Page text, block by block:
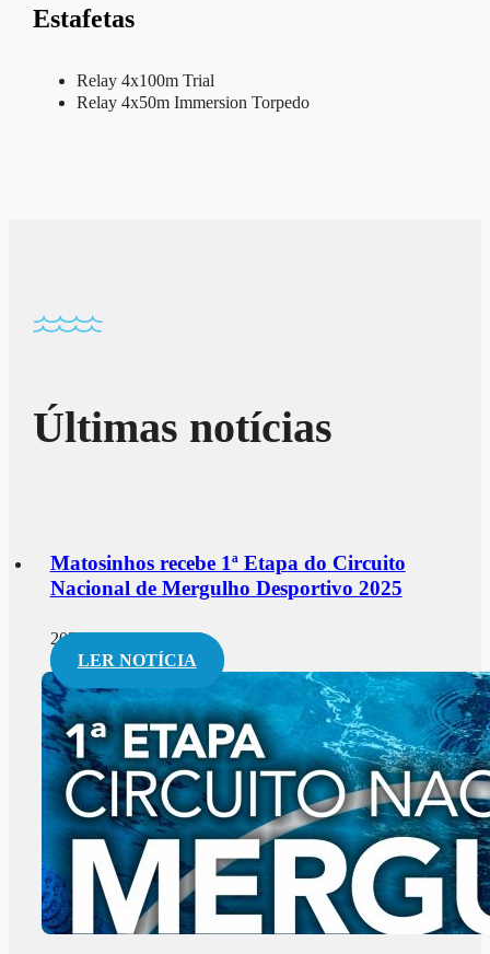
Estafetas
Relay 4x100m Trial
Relay 4x50m Immersion Torpedo
Últimas notícias
Matosinhos recebe 1ª Etapa do Circuito
Nacional de Mergulho Desportivo 2025
2025-04-12
LER NOTÍCIA